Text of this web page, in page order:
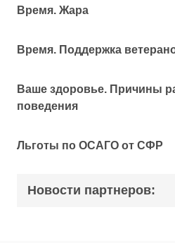
Время. Жара
Время. Поддержка
Ваше здоровье. Причины
поведения
Льготы по ОСАГО от СФР
Новости партнеров: